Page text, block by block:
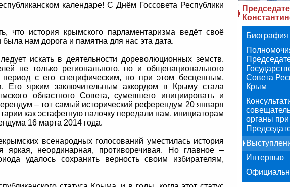
календаре! С Днём Госсовета Республики
что история крымского парламентаризма ведёт своё
нам дорога и памятна для нас эта дата.
искать в деятельности дореволюционных земств,
не только регионального, но и общенационального
период с его специфическим, но при этом бесценным,
Его ярким заключительным аккордом в Крыму стала
областного Совета, сумевшего инициировать и
– тот самый исторический референдум 20 января
как эстафетную палочку передали нам, инициаторам
16 марта 2014 года.
всенародных голосований уместилась история
яркая, неординарная, противоречивая. Но главное –
удалось сохранить верность своим избирателям,
Биография
Совета
Крым
органы при
Интервью